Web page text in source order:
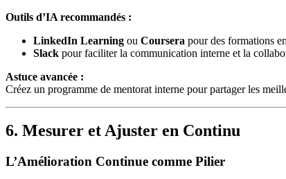
Outils d’IA recommandés :
LinkedIn Learning ou Coursera pour des formations
Slack pour faciliter la communication interne et la
Astuce avancée :
Créez un programme de mentorat interne pour partager les
6. Mesurer et Ajuster en Continu
L’Amélioration Continue comme Pilier